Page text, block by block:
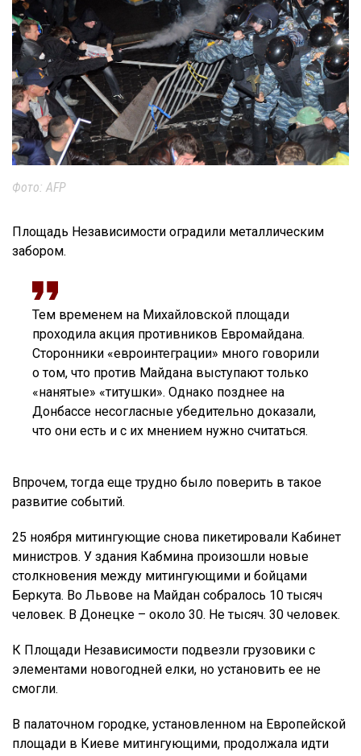
Фото: AFP
Площадь Независимости оградили металлическим
забором.
Тем временем на Михайловской площади
проходила акция противников Евромайдана.
Сторонники «евроинтеграции» много говорили
о том, что против Майдана выступают только
«нанятые» «титушки». Однако позднее на
Донбассе несогласные убедительно доказали,
что они есть и с их мнением нужно считаться.
Впрочем, тогда еще трудно было поверить в такое
развитие событий.
25 ноября митингующие снова пикетировали Кабинет
министров. У здания Кабмина произошли новые
столкновения между митингующими и бойцами
Беркута. Во Львове на Майдан собралось 10 тысяч
человек. В Донецке – около 30. Не тысяч. 30 человек.
К Площади Независимости подвезли грузовики с
элементами новогодней елки, но установить ее не
смогли.
В палаточном городке, установленном на Европейской
площади в Киеве митингующими, продолжала идти